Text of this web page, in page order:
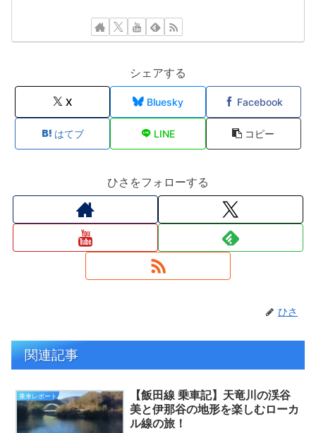
シェアする
X Bluesky Facebook
はてブ LINE コピー
ひさをフォローする
ひさ
関連記事
乗車レポート
【飯田線 乗車記】天竜川の渓谷
美と伊那谷の地形を楽しむローカ
ル線の旅！